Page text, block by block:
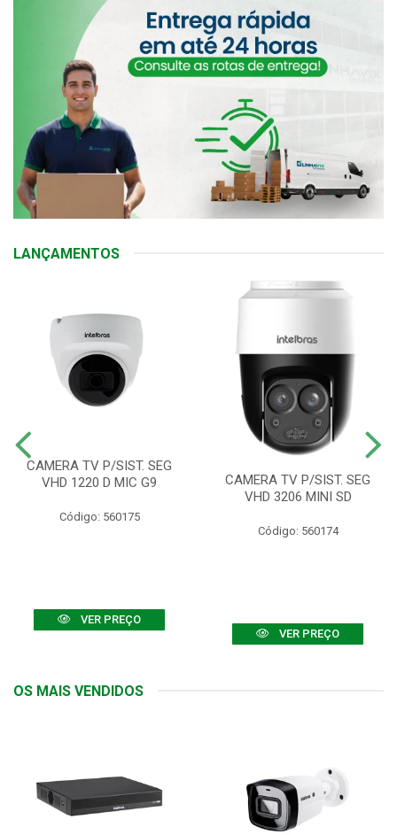
LANÇAMENTOS
CAMERA TV P/SIST. SEG
VHD 1220 D MIC G9
Código: 560175
VER PREÇO
CAMERA TV P/SIST. SEG
VHD 3206 MINI SD
Código: 560174
VER PREÇO
OS MAIS VENDIDOS